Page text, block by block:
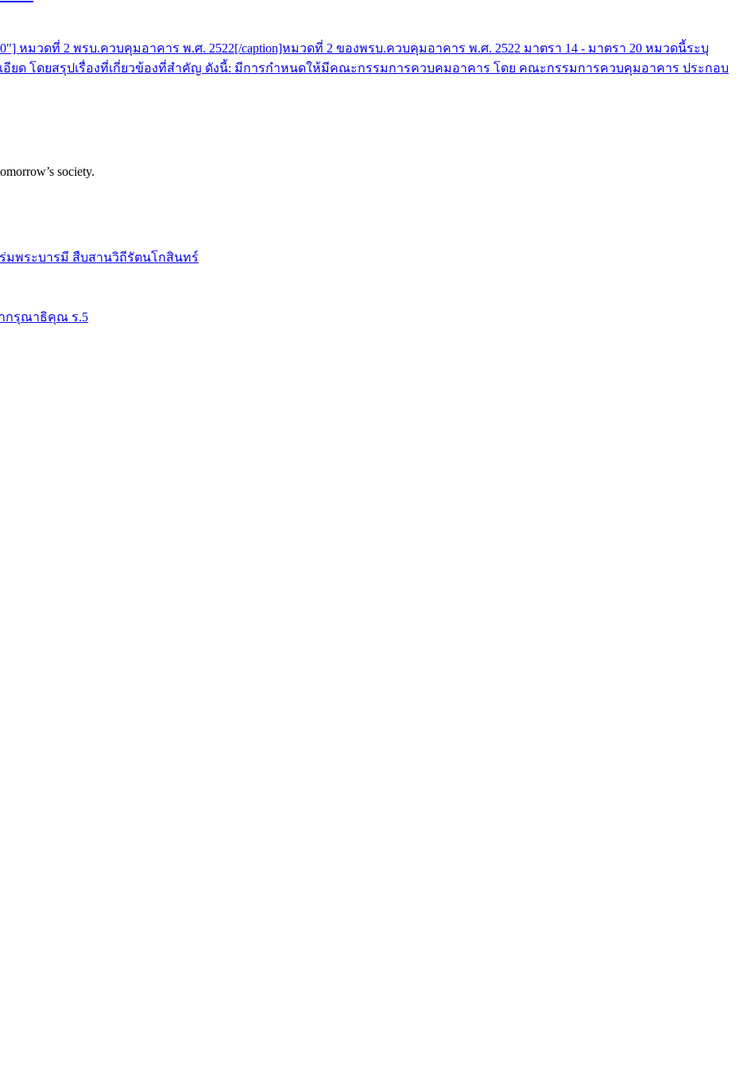
หมวดที่ 2 พรบ.ควบคุมอาคาร พ.ศ. 2522[/caption]หมวดที่ 2 ของพรบ.ควบคุมอาคาร พ.ศ. 2522 มาตรา 14 - มาตรา 20 หมวดนี้ระบุ
ยด โดยสรุปเรื่องที่เกี่ยวข้องที่สำคัญ ดังนี้: มีการกำหนดให้มีคณะกรรมการควบคมอาคาร โดย คณะกรรมการควบคุมอาคาร ประกอบ
society.
มพระบารมี สืบสานวิถีรัตนโกสินทร์
กรุณาธิคุณ ร.5